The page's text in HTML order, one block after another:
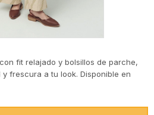
fit relajado y bolsillos de parche,
frescura a tu look. Disponible en
diagonales que estilizan la
y trendy, pensada para destacar